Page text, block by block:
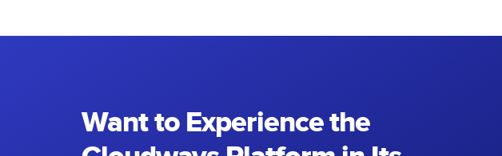
Want to Experience the